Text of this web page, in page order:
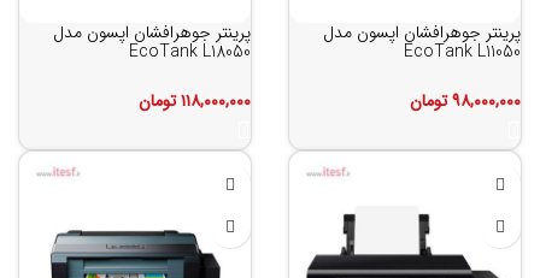
پرینتر جوهرافشان اپسون مدل
EcoTank L11050
۹۸,۰۰۰,۰۰۰تومان
پرینتر جوهرافشان اپسون مدل
EcoTank L18050
۱۱۸,۰۰۰,۰۰۰تومان